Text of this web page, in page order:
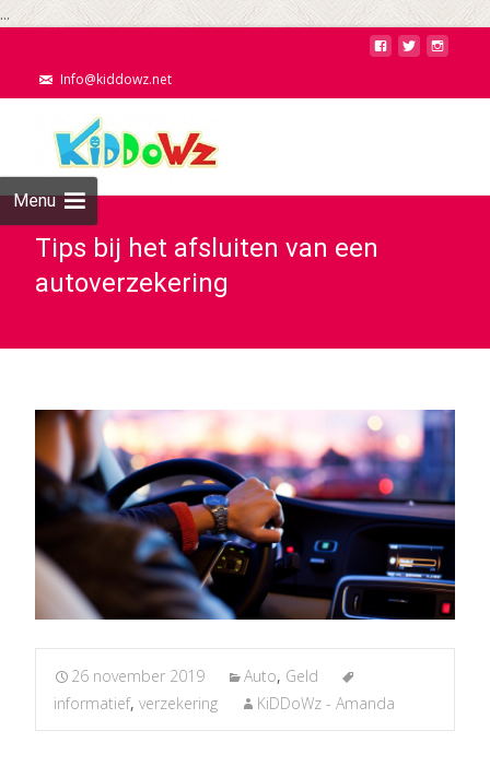
...
Info@kiddowz.net
Menu
Tips bij het afsluiten van een
autoverzekering
26 november 2019 Auto, Geld
informatief, verzekering KiDDoWz - Amanda